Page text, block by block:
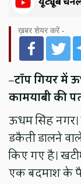
ख़बर शेयर करें -
–टॉप गियर में
कामयाबी की
ऊधम सिंह
डकैती डालने
किए गए है।
एक बदमाश के